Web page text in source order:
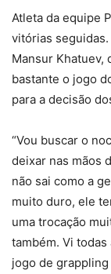
Atleta da equipe
vitórias
Mansur Khatuev,
bastante o jogo
para a decisão
“Vou buscar o
deixar nas mãos
não sai como a
muito duro, ele
uma trocação
também. Vi
jogo de